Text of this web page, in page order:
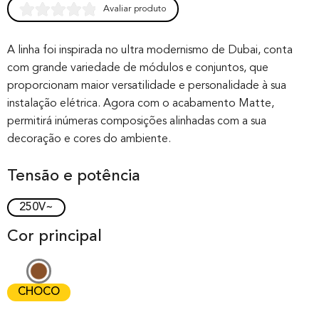
out of 0
based on
customer
rating
Avaliar produto
A linha foi inspirada no ultra modernismo de Dubai, conta
com grande variedade de módulos e conjuntos, que
proporcionam maior versatilidade e personalidade à sua
instalação elétrica. Agora com o acabamento Matte,
permitirá inúmeras composições alinhadas com a sua
decoração e cores do ambiente.
Tensão e potência
250V~
Cor principal
CHOCO